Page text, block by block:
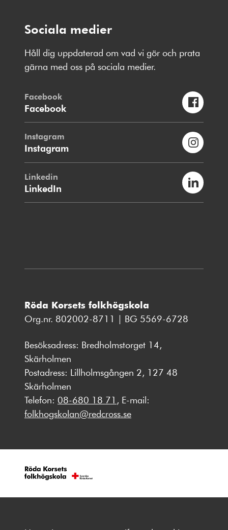
Sociala medier
Håll dig uppdaterad om vad vi gör och prata
gärna med oss på sociala medier.
Facebook
Facebook
Instagram
Instagram
Linkedin
LinkedIn
Röda Korsets folkhögskola
Org.nr. 802002-8711 | BG 5569-6728
Besöksadress: Bredholmstorget 14,
Skärholmen
Postadress: Lillholmsgången 2, 127 48
Skärholmen
Telefon: 08-680 18 71 , E-mail:
folkhogskolan@redcross.se